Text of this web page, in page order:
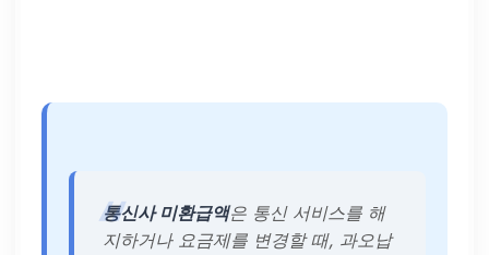
통신사 미환급액은 통신 서비스를 해
지하거나 요금제를 변경할 때, 과오납